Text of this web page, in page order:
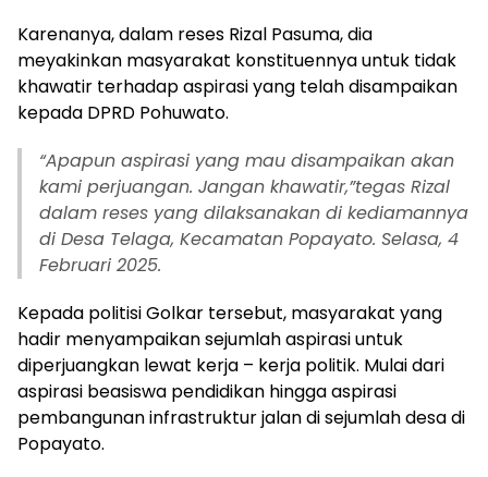
Karenanya, dalam reses Rizal Pasuma, dia
meyakinkan masyarakat konstituennya untuk tidak
khawatir terhadap aspirasi yang telah disampaikan
kepada DPRD Pohuwato.
“Apapun aspirasi yang mau disampaikan akan
kami perjuangan. Jangan khawatir,”tegas Rizal
dalam reses yang dilaksanakan di kediamannya
di Desa Telaga, Kecamatan Popayato. Selasa, 4
Februari 2025.
Kepada politisi Golkar tersebut, masyarakat yang
hadir menyampaikan sejumlah aspirasi untuk
diperjuangkan lewat kerja – kerja politik. Mulai dari
aspirasi beasiswa pendidikan hingga aspirasi
pembangunan infrastruktur jalan di sejumlah desa di
Popayato.